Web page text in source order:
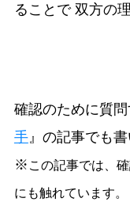
ることで 双方の
確認のために質
手』の記事でも書
※ この記事では、
にも触れています。